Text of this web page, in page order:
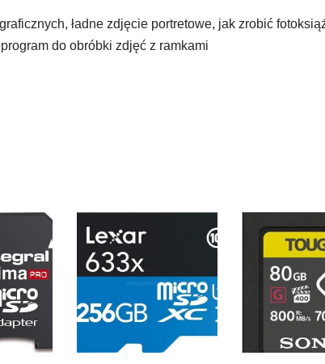
ładne zdjęcie portretowe, jak zrobić
do obróbki zdjęć z ramkami